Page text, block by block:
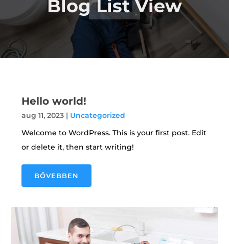
Blog List View
Hello world!
aug 11, 2023 | Uncategorized
Welcome to WordPress. This is your first post. Edit
or delete it, then start writing!
BŐVEBBEN